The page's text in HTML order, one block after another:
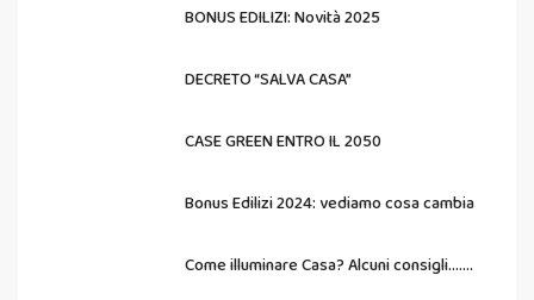
BONUS EDILIZI: Novità 2025
DECRETO “SALVA CASA”
CASE GREEN ENTRO IL 2050
Bonus Edilizi 2024: vediamo cosa cambia
Come illuminare Casa? Alcuni consigli…….